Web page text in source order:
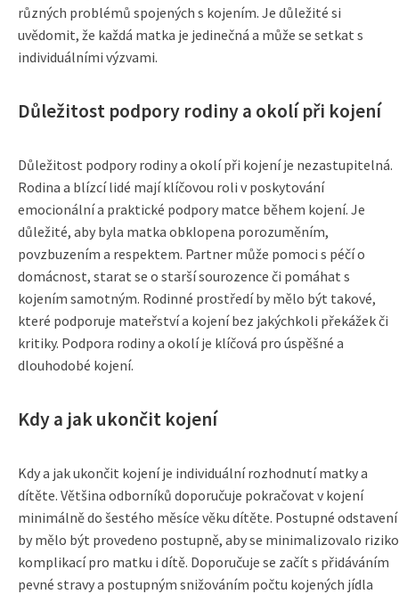
různých problémů spojených s kojením. Je důležité si
uvědomit, že každá matka je jedinečná a může se setkat s
individuálními výzvami.
Důležitost podpory rodiny a okolí při kojení
Důležitost podpory rodiny a okolí při kojení je nezastupitelná.
Rodina a blízcí lidé mají klíčovou roli v poskytování
emocionální a praktické podpory matce během kojení. Je
důležité, aby byla matka obklopena porozuměním,
povzbuzením a respektem. Partner může pomoci s péčí o
domácnost, starat se o starší sourozence či pomáhat s
kojením samotným. Rodinné prostředí by mělo být takové,
které podporuje mateřství a kojení bez jakýchkoli překážek či
kritiky. Podpora rodiny a okolí je klíčová pro úspěšné a
dlouhodobé kojení.
Kdy a jak ukončit kojení
Kdy a jak ukončit kojení je individuální rozhodnutí matky a
dítěte. Většina odborníků doporučuje pokračovat v kojení
minimálně do šestého měsíce věku dítěte. Postupné odstavení
by mělo být provedeno postupně, aby se minimalizovalo riziko
komplikací pro matku i dítě. Doporučuje se začít s přidáváním
pevné stravy a postupným snižováním počtu kojených jídla